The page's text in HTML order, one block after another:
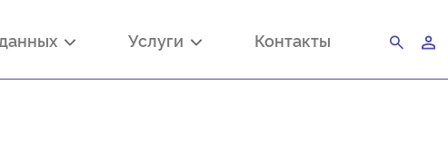
Услуги Контакты